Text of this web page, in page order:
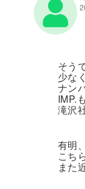
そう
少な
ナン
IMP.
滝沢
有明
こち
また